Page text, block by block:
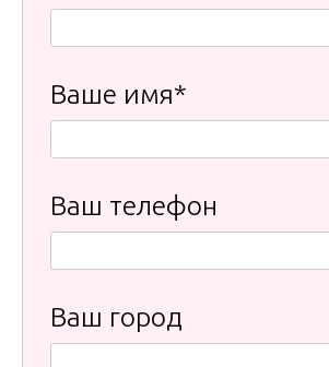
Ваше имя*
Ваш телефон
Ваш город